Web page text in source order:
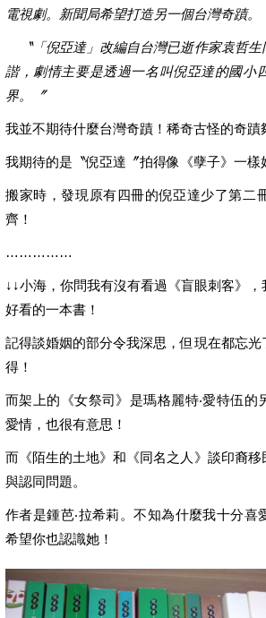
電視劇。新聞局希望打造另一個台灣奇蹟。
〝「倪亞達」改編自台灣已逝作家袁哲生
諧，劇情主要是透過一名叫倪亞達的國小
界。〞
我並不期待什麼台灣奇蹟！稀奇古怪的奇蹟
我期待的是〝倪亞達〞拍得像《孽子》一樣
搬家時，發現原有四冊的倪亞達少了第二
齊！
……………
↓↓小海，你問我有沒有看過《盲眼刺客》
好看的一本書！
記得談婚姻的部分令我深思，但現在都忘
得！
而架上的《女祭司》是瑪格麗特‧愛特伍的
愛情，也很有意思！
而《陌生的土地》和《同名之人》談印裔
與認同問題。
作者是鍾芭‧拉希莉。不知為什麼我十分喜
希望你也認識她！